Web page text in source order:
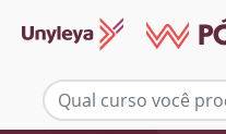
Mais